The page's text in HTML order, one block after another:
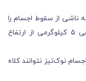
ناشی از سقوط اجسام را
جذب کند. آزمایش آن شامل افتادن جسمی ۵ کیلوگرمی از ارتفاع
نوک‌تیز نتوانند کلاه